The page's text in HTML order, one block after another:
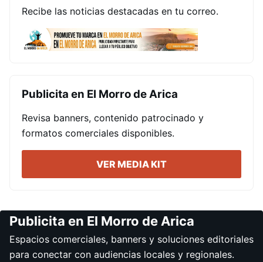
Recibe las noticias destacadas en tu correo.
Publicita en El Morro de Arica
Revisa banners, contenido patrocinado y
formatos comerciales disponibles.
VER MEDIA KIT
Publicita en El Morro de Arica
Espacios comerciales, banners y soluciones editoriales
para conectar con audiencias locales y regionales.